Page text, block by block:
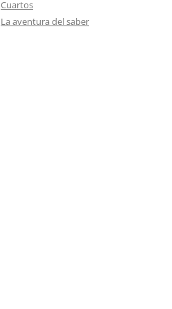
Cuartos
La aventura del saber